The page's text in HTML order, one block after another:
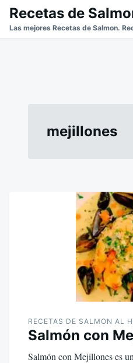
SkipBuscar:
Recetas de
Las mejores Recetas de Salmon.
mejillones
RECETAS DE SALMON AL
Salmón con
Salmón con Mejillones es